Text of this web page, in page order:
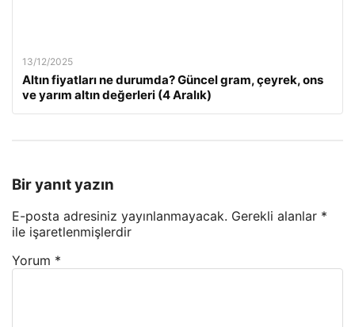
13/12/2025
Altın fiyatları ne durumda? Güncel gram, çeyrek, ons
ve yarım altın değerleri (4 Aralık)
Bir yanıt yazın
E-posta adresiniz yayınlanmayacak. Gerekli alanlar *
ile işaretlenmişlerdir
Yorum *